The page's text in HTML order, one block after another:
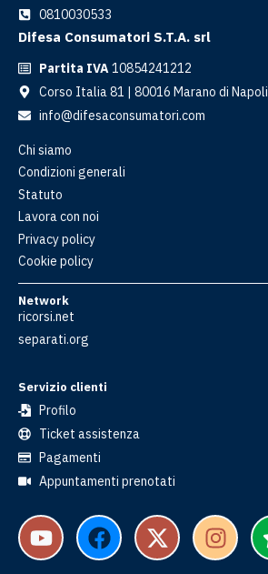
0810030533
Difesa Consumatori S.T.A. srl
Partita IVA10854241212
Corso Italia 81 | 80016 Marano di Napoli
info@difesaconsumatori.com
Chi siamo
Condizioni generali
Statuto
Lavora con noi
Privacy policy
Cookie policy
Network
ricorsi.net
separati.org
Servizio clienti
Profilo
Ticket assistenza
Pagamenti
Appuntamenti prenotati